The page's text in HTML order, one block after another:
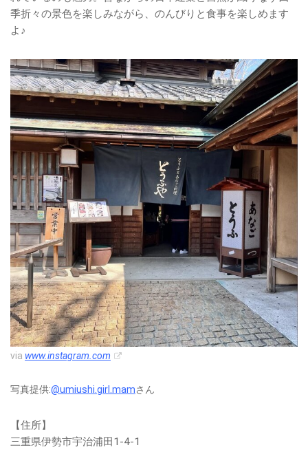
季折々の景色を楽しみながら、のんびりと食事を楽しめます
よ♪
via www.instagram.com
写真提供:@umiushi.girl.mamさん
【住所】
三重県伊勢市宇治浦田1-4-1